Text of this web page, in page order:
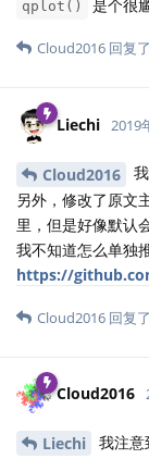
qplot() 是个很
Cloud2016 回复
Liechi 2019
Cloud2016
另外，修改了原文
里，但是好像默认
我不知道怎么单独
https://
Cloud2016 回复
Cloud2016
Liechi 我注意